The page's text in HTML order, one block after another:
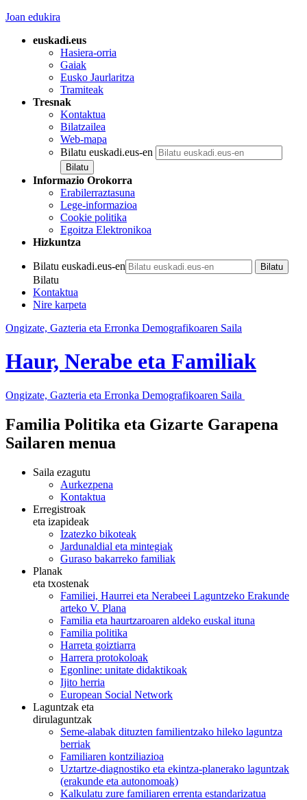
Joan edukira
euskadi.eus
Hasiera-orria
Gaiak
Eusko Jaurlaritza
Tramiteak
Tresnak
Kontaktua
Bilatzailea
Web-mapa
Bilatu euskadi.eus-en
Informazio Orokorra
Erabilerraztasuna
Lege-informazioa
Cookie politika
Egoitza Elektronikoa
Hizkuntza
Bilatu euskadi.eus-en
Bilatu
Kontaktua
Nire karpeta
Ongizate, Gazteria eta Erronka Demografikoaren Saila
Haur, Nerabe eta Familiak
Ongizate, Gazteria eta Erronka Demografikoaren Saila
Familia Politika eta Gizarte Garapena
Sailaren menua
Saila ezagutu
Aurkezpena
Kontaktua
Erregistroak
eta izapideak
Izatezko bikoteak
Jardunaldial eta mintegiak
Guraso bakarreko familiak
Planak
eta txostenak
Familiei, Haurrei eta Nerabeei Laguntzeko Erakunde
arteko V. Plana
Familia eta haurtzaroaren aldeko euskal ituna
Familia politika
Harreta goiztiarra
Harrera protokoloak
Egonline: unitate didaktikoak
Ijito herria
European Social Network
Laguntzak eta
dirulaguntzak
Seme-alabak dituzten familientzako hileko laguntza
berriak
Familiaren kontziliazioa
Uztartze-diagnostiko eta ekintza-planerako laguntzak
(erakunde eta autonomoak)
Kalkulatu zure familiaren errenta estandarizatua